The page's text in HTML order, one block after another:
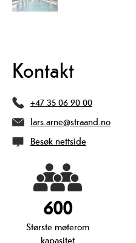
Kontakt
+47 35 06 90 00
lars.arne@straand.no
Besøk nettside
Største møterom
kapasitet
600